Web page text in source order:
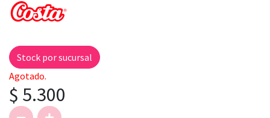
Stock por sucursal
Agotado.
$ 5.300